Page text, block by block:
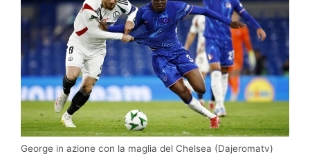
George in azione con la maglia del Chelsea (Dajeromatv)